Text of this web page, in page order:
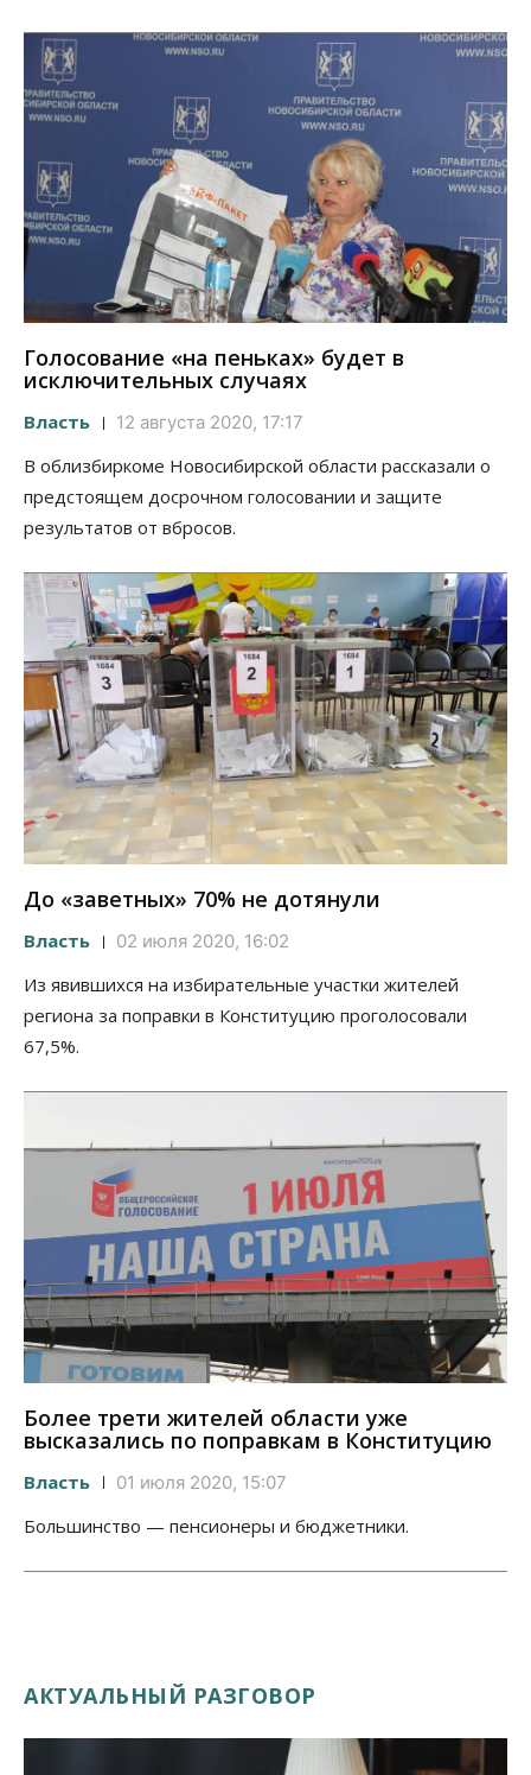
Голосование «на пеньках» будет в
исключительных случаях
Власть 12 августа 2020, 17:17
В облизбиркоме Новосибирской области рассказали о
предстоящем досрочном голосовании и защите
результатов от вбросов.
До «заветных» 70% не дотянули
Власть 02 июля 2020, 16:02
Из явившихся на избирательные участки жителей
региона за поправки в Конституцию проголосовали
67,5%.
Более трети жителей области уже
высказались по поправкам в Конституцию
Власть 01 июля 2020, 15:07
Большинство — пенсионеры и бюджетники.
АКТУАЛЬНЫЙ РАЗГОВОР